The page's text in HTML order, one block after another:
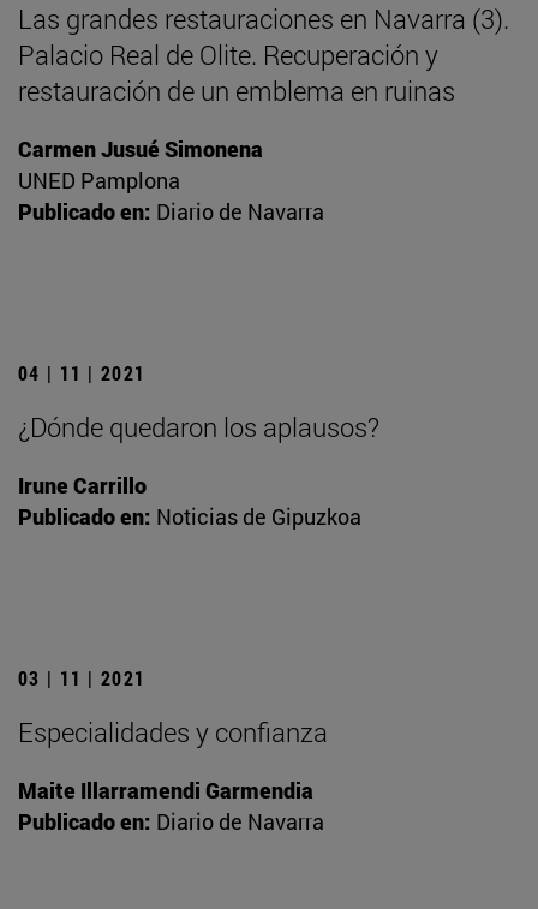
Las grandes restauraciones en Navarra (3).
Palacio Real de Olite. Recuperación y
restauración de un emblema en ruinas
Carmen Jusué Simonena
UNED Pamplona
Publicado en: Diario de Navarra
04 | 11 | 2021
¿Dónde quedaron los aplausos?
Irune Carrillo
Publicado en: Noticias de Gipuzkoa
03 | 11 | 2021
Especialidades y confianza
Maite Illarramendi Garmendia
Publicado en: Diario de Navarra